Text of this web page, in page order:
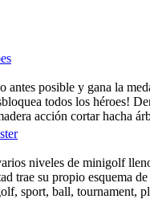
antes posible y gana la
todos los héroes!
acción cortar hacha
niveles de minigolf
trae su propio esquema
sport, ball, tournament,